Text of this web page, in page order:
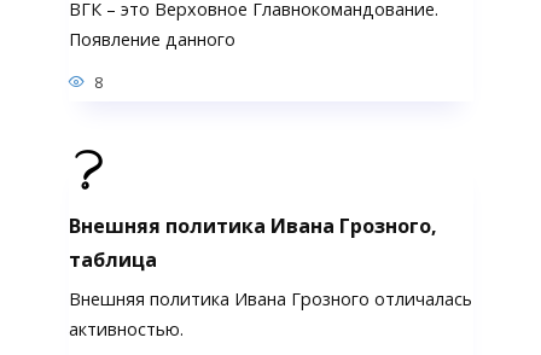
ВГК – это Верховное Главнокомандование.
Появление данного
8
Внешняя политика Ивана Грозного,
таблица
Внешняя политика Ивана Грозного отличалась
активностью.